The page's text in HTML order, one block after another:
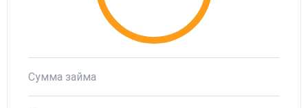
Сумма займа